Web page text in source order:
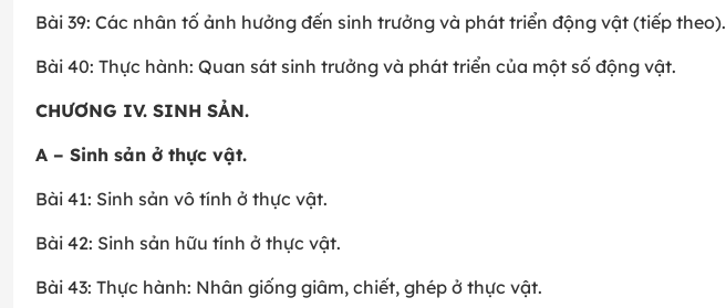
Bài 39: Các nhân tố ảnh hưởng đến sinh trưởng và phát triển động vật (tiếp theo).
Bài 40: Thực hành: Quan sát sinh trưởng và phát triển của một số động vật.
CHƯƠNG IV. SINH SẢN.
A – Sinh sản ở thực vật.
Bài 41: Sinh sản vô tính ở thực vật.
Bài 42: Sinh sản hữu tính ở thực vật.
Bài 43: Thực hành: Nhân giống giâm, chiết, ghép ở thực vật.